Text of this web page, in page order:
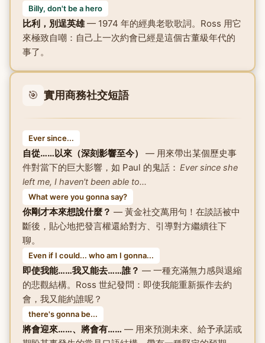
Billy, don't be a hero
比利，別逞英雄— 1974 年的經典老歌歌詞。Ross 用它
來極致自嘲：自己上一次約會已經是這個古董級年代的
事了。
🎯 實用商務社交短語
Ever since...
自從……以來（深刻影響至今）
— 用來帶出某個歷史事
件對當下的巨大影響，如 Paul 的鬼話： Ever since she
left me, I haven't been able to...
What were you gonna say?
你剛才本來想說什麼？ — 黃金社交萬用句！在談話被中
斷後，貼心地把發言權還給對方、引導對方繼續往下
聊。
Even if I could... who am I gonna...
即使我能……我又能去……誰？ — 一種充滿無力感與退縮
的悲觀結構。Ross 世紀發問：即使我能重新振作去約
會，我又能約誰呢？
there's gonna be...
將會迎來……、將會有…… — 用來預測未來、給予承諾或